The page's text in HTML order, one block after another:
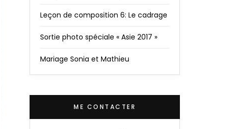
Leçon de composition 6: Le cadrage
Sortie photo spéciale « Asie 2017 »
Mariage Sonia et Mathieu
ME CONTACTER